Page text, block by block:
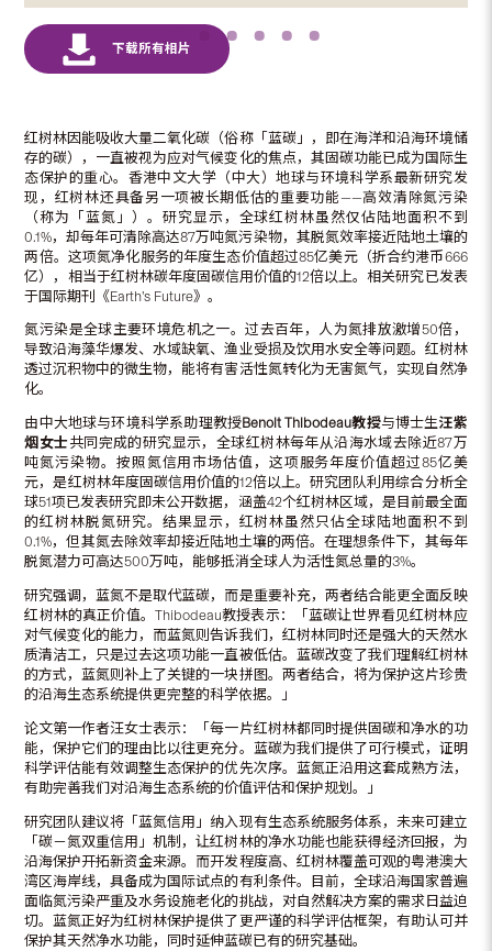
红树林因能吸收大量二氧化碳（俗称「蓝碳」，即在海洋和沿海环境储
存的碳），一直被视为应对气候变化的焦点，其固碳功能已成为国际生
态保护的重心。香港中文大学（中大）地球与环境科学系最新研究发
现，红树林还具备另一项被长期低估的重要功能——高效清除氮污染
（称为「蓝氮」）。研究显示，全球红树林虽然仅佔陆地面积不到
0.1%，却每年可清除高达87万吨氮污染物，其脱氮效率接近陆地土壤的
两倍。这项氮净化服务的年度生态价值超过85亿美元（折合约港币666
亿），相当于红树林碳年度固碳信用价值的12倍以上。相关研究已发表
于国际期刊《Earth’s Future》。
氮污染是全球主要环境危机之一。过去百年，人为氮排放激增50倍，
导致沿海藻华爆发、水域缺氧、渔业受损及饮用水安全等问题。红树林
透过沉积物中的微生物，能将有害活性氮转化为无害氮气，实现自然净
化。
由中大地球与环境科学系助理教授Benoit Thibodeau教授与博士生汪紫
烟女士共同完成的研究显示，全球红树林每年从沿海水域去除近87万
吨氮污染物。按照氮信用市场估值，这项服务年度价值超过85亿美
元，是红树林年度固碳信用价值的12倍以上。研究团队利用综合分析全
球51项已发表研究即未公开数据，涵盖42个红树林区域，是目前最全面
的红树林脱氮研究。结果显示，红树林虽然只佔全球陆地面积不到
0.1%，但其氮去除效率却接近陆地土壤的两倍。在理想条件下，其每年
脱氮潜力可高达500万吨，能够抵消全球人为活性氮总量的3%。
研究强调，蓝氮不是取代蓝碳，而是重要补充，两者结合能更全面反映
红树林的真正价值。Thibodeau教授表示：「蓝碳让世界看见红树林应
对气候变化的能力，而蓝氮则告诉我们，红树林同时还是强大的天然水
质清洁工，只是过去这项功能一直被低估。蓝碳改变了我们理解红树林
的方式，蓝氮则补上了关键的一块拼图。两者结合，将为保护这片珍贵
的沿海生态系统提供更完整的科学依据。」
论文第一作者汪女士表示：「每一片红树林都同时提供固碳和净水的功
能，保护它们的理由比以往更充分。蓝碳为我们提供了可行模式，证明
科学评估能有效调整生态保护的优先次序。蓝氮正沿用这套成熟方法，
有助完善我们对沿海生态系统的价值评估和保护规划。」
研究团队建议将「蓝氮信用」纳入现有生态系统服务体系，未来可建立
「碳－氮双重信用」机制，让红树林的净水功能也能获得经济回报，为
沿海保护开拓新资金来源。而开发程度高、红树林覆盖可观的粤港澳大
湾区海岸线，具备成为国际试点的有利条件。目前，全球沿海国家普遍
面临氮污染严重及水务设施老化的挑战，对自然解决方案的需求日益迫
切。蓝氮正好为红树林保护提供了更严谨的科学评估框架，有助认可并
保护其天然净水功能，同时延伸蓝碳已有的研究基础。